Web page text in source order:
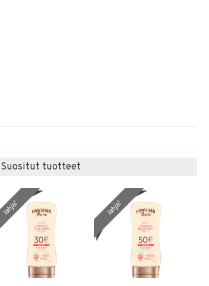
Suositut tuotteet
lahja! lahja!